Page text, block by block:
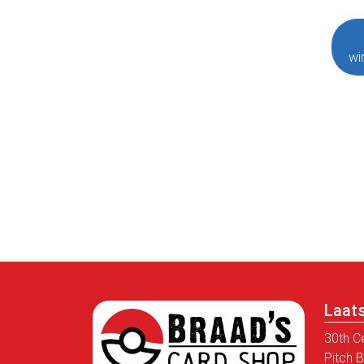
30th
Pitch